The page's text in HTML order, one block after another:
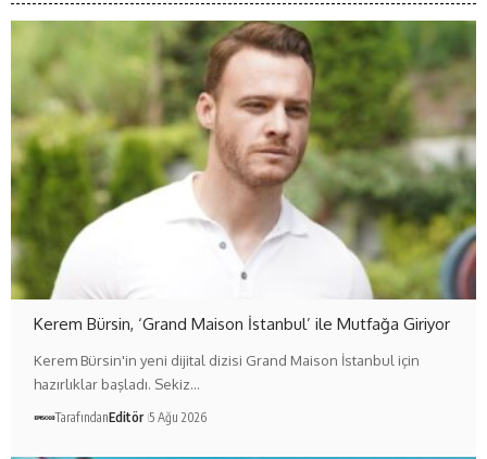
Kerem Bürsin, ‘Grand Maison İstanbul’ ile Mutfağa Giriyor
Kerem Bürsin'in yeni dijital dizisi Grand Maison İstanbul için
hazırlıklar başladı. Sekiz…
TarafındanEditör 5 Ağu 2026